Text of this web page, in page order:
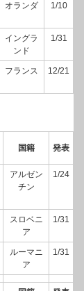
オランダ 1/10
イングラ
ンド
1/31
フランス 12/21
国籍 発表
アルゼン
チン
1/24
スロベニ
ア
1/31
ルーマニ
ア
1/31